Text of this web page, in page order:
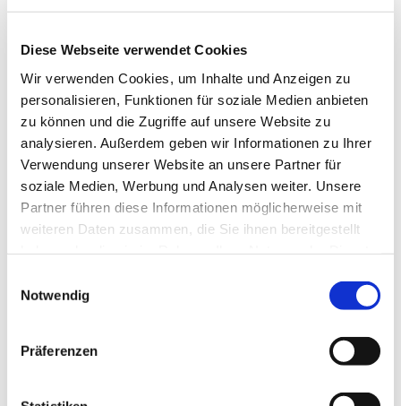
Diese Webseite verwendet Cookies
Wir verwenden Cookies, um Inhalte und Anzeigen zu
personalisieren, Funktionen für soziale Medien anbieten
zu können und die Zugriffe auf unsere Website zu
analysieren. Außerdem geben wir Informationen zu Ihrer
Verwendung unserer Website an unsere Partner für
soziale Medien, Werbung und Analysen weiter. Unsere
Partner führen diese Informationen möglicherweise mit
weiteren Daten zusammen, die Sie ihnen bereitgestellt
Notwendig
Präferenzen
müsse niemand zu einem Heden generieren. Oft führten ganz
Polizei zu verständigen oder sich aktiv ins Gespräch zu
bringen. „Vorbildliches Verhalten soll nicht nur gewürdigt
werden, sondern auch anderen als Vorbild und zur
Nachahmung dienen.“
Die Preise übergaben im Wechsel Landrat Schauder als
Vorsitzender des Fördervereins AkS; Polizeipräsident a.D.
Hans Becker als stellvertretender Vorsitzender sowie die
weiteren Vorstandsmitglieder, Sozialdezernentin Elisabeth
Krug vom Landratsamt Main-Tauber-Kreis und
Bürgermeister Joachim Döffinger (Assamstadt).
Landespolizeiorchesters Baden-Württemberg unter der
· Beginnend für das Jahr 2016 lobte der Förderverein AkS